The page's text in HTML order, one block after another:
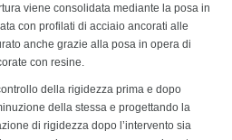
viene consolidata mediante la posa in
con profilati di acciaio ancorati alle
anche grazie alla posa in opera di
con resine.
della rigidezza prima e dopo
della stessa e progettando la
di rigidezza dopo l’intervento sia